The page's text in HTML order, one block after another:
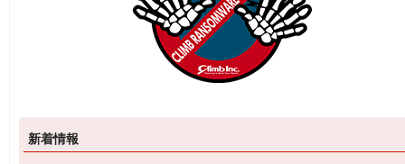
新着情報